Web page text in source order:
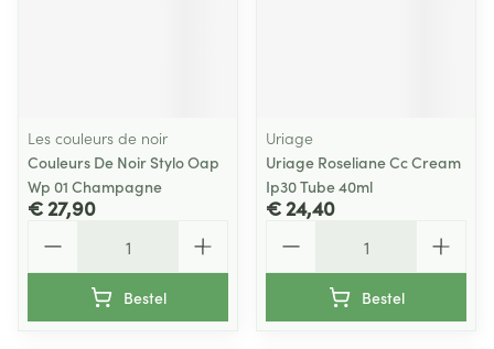
Les couleurs de noir
Couleurs De Noir Stylo Oap
Wp 01 Champagne
€ 27,90
Bestel
Uriage
Uriage Roseliane Cc Cream
Ip30 Tube 40ml
€ 24,40
Bestel